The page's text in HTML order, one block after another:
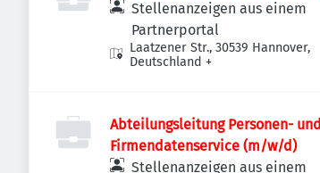
Stellenanzeigen aus einem
Partnerportal
Laatzener Str., 30539 Hannover,
Deutschland +
Abteilungsleitung Personen- und
Firmendatenservice (m/w/d)
Stellenanzeigen aus einem